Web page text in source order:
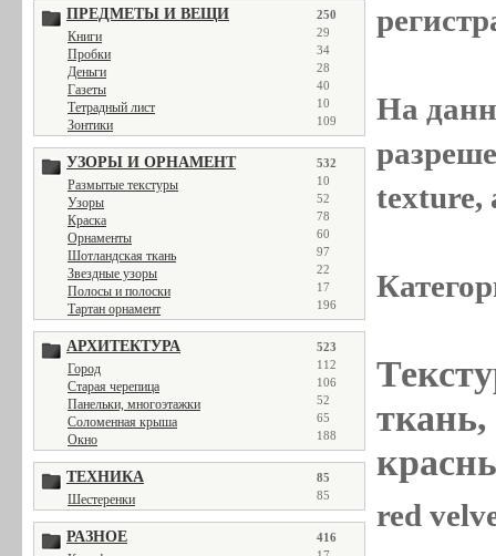
ПРЕДМЕТЫ И ВЕЩИ 250
Книги 29
Пробки 34
Деньги 28
Газеты 40
Тетрадный лист 10
Зонтики 109
УЗОРЫ И ОРНАМЕНТ 532
Размытые текстуры 10
Узоры 52
Краска 78
Орнаменты 60
Шотландская ткань 97
Звездные узоры 22
Полосы и полоски 17
Тартан орнамент 196
АРХИТЕКТУРА 523
Город 112
Старая черепица 106
Панельки, многоэтажки 52
Соломенная крыша 65
Окно 188
ТЕХНИКА 85
Шестеренки 85
РАЗНОЕ 416
На
texture,
ткань,
red